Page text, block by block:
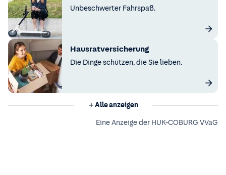
Unbeschwerter Fahrspaß.
Hausratversicherung
Die Dinge schützen, die Sie lieben.
Alle anzeigen
Eine Anzeige der HUK-COBURG VVaG